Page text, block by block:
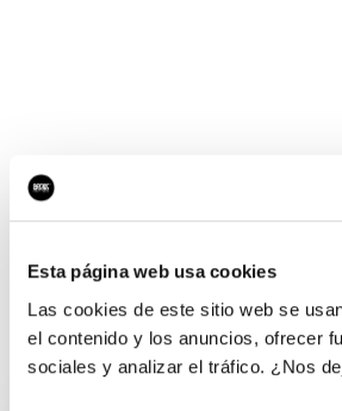
Esta página web usa cookies
Las cookies de este sitio web se
el contenido y los anuncios, ofrecer
sociales y analizar el tráfico. ¿Nos
¡Ups, no hay
aquí!
¿Quieres jugar al juego